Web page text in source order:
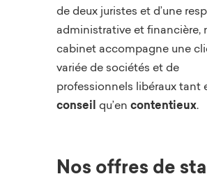
de deux juristes et d’une
administrative et financière,
cabinet accompagne une
variée de sociétés et de
professionnels libéraux tant
conseil qu’en contentieux.
Nos offres de